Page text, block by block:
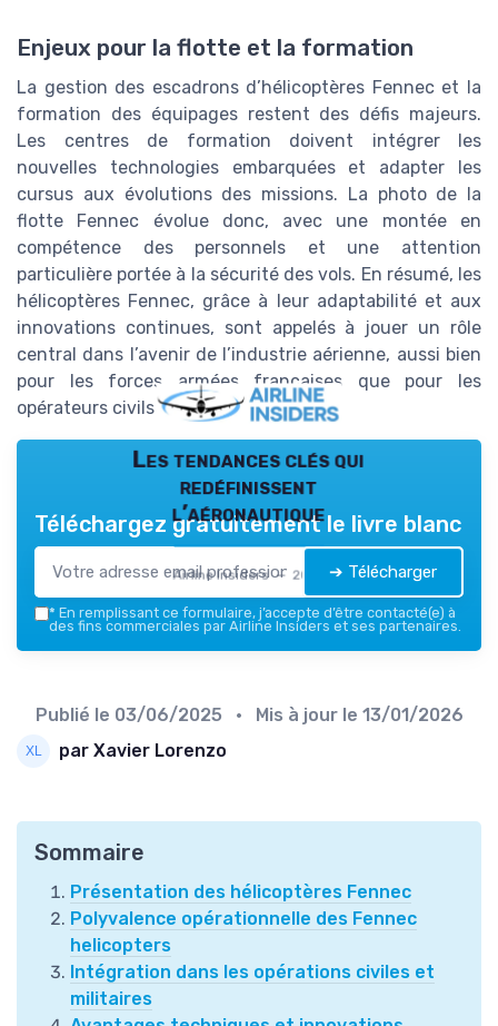
Enjeux pour la flotte et la formation
La gestion des escadrons d’hélicoptères Fennec et la
formation des équipages restent des défis majeurs.
Les centres de formation doivent intégrer les
nouvelles technologies embarquées et adapter les
cursus aux évolutions des missions. La photo de la
flotte Fennec évolue donc, avec une montée en
compétence des personnels et une attention
particulière portée à la sécurité des vols. En résumé, les
hélicoptères Fennec, grâce à leur adaptabilité et aux
innovations continues, sont appelés à jouer un rôle
central dans l’avenir de l’industrie aérienne, aussi bien
pour les forces armées françaises que pour les
opérateurs civils et étrangers.
Les tendances clés qui
redéfinissent
l’aéronautique
Airline Insiders — 2026
Téléchargez gratuitement le livre blanc
➔ Télécharger
* En remplissant ce formulaire, j’accepte d’être contacté(e) à
des fins commerciales par Airline Insiders et ses partenaires.
Publié le 03/06/2025 • Mis à jour le 13/01/2026
par Xavier Lorenzo
Sommaire
Présentation des hélicoptères Fennec
Polyvalence opérationnelle des Fennec
helicopters
Intégration dans les opérations civiles et
militaires